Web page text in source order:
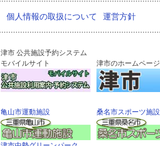
個人情報の取扱について 運営方針
津市 公共施設予約システム
モバイルサイト
津市のホームページ